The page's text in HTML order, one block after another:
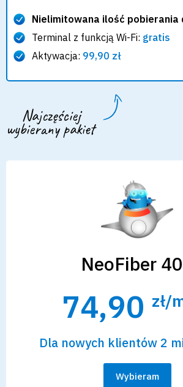
Nielimitowana ilość pobierania
Terminal z funkcją Wi-Fi: gratis
Aktywacja: 99,90 zł
Najczęściej
wybierany pakiet
NeoFiber
74,90 zł/
Dla nowych klientów 2
Wybieram